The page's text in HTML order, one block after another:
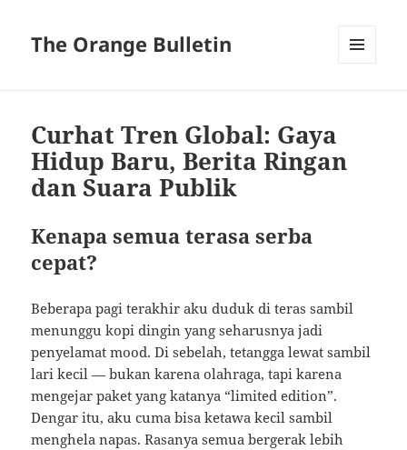
The Orange Bulletin
Curhat Tren Global: Gaya
Hidup Baru, Berita Ringan
dan Suara Publik
Kenapa semua terasa serba
cepat?
Beberapa pagi terakhir aku duduk di teras sambil
menunggu kopi dingin yang seharusnya jadi
penyelamat mood. Di sebelah, tetangga lewat sambil
lari kecil — bukan karena olahraga, tapi karena
mengejar paket yang katanya “limited edition”.
Dengar itu, aku cuma bisa ketawa kecil sambil
menghela napas. Rasanya semua bergerak lebih